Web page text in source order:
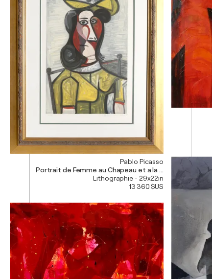
Pablo Picasso
Portrait de Femme au Chapeau et a la Robe Vert Jaune
Lithographie - 29x22in
13 360 $US